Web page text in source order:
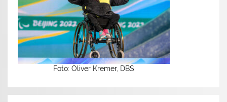
Foto: Oliver Kremer, DBS